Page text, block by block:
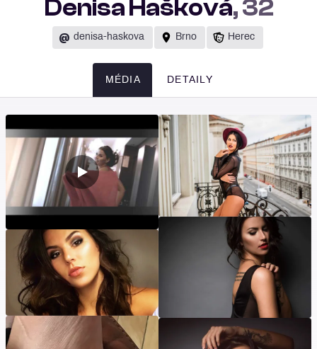
Denisa Hašková, 32
@ denisa-haskova Brno Herec
MÉDIA DETAILY
Média